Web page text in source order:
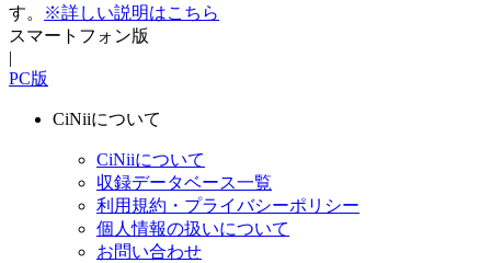
す。
※詳しい説明はこちら
スマートフォン版
|
PC版
CiNiiについて
CiNiiについて
収録データベース一覧
利用規約・プライバシーポリシー
個人情報の扱いについて
お問い合わせ